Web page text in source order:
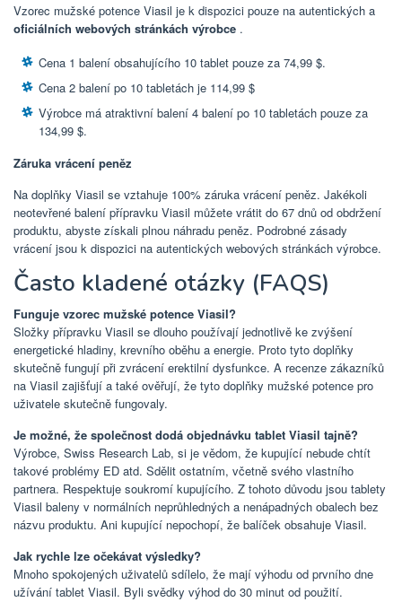
Vzorec mužské potence Viasil je k dispozici pouze na autentických a
oficiálních webových stránkách výrobce .
Cena 1 balení obsahujícího 10 tablet pouze za 74,99 $.
Cena 2 balení po 10 tabletách je 114,99 $
Výrobce má atraktivní balení 4 balení po 10 tabletách pouze za
134,99 $.
Záruka vrácení peněz
Na doplňky Viasil se vztahuje 100% záruka vrácení peněz. Jakékoli
neotevřené balení přípravku Viasil můžete vrátit do 67 dnů od obdržení
produktu, abyste získali plnou náhradu peněz. Podrobné zásady
vrácení jsou k dispozici na autentických webových stránkách výrobce.
Často kladené otázky (FAQS)
Funguje vzorec mužské potence Viasil?
Složky přípravku Viasil se dlouho používají jednotlivě ke zvýšení
energetické hladiny, krevního oběhu a energie. Proto tyto doplňky
skutečně fungují při zvrácení erektilní dysfunkce. A recenze zákazníků
na Viasil zajišťují a také ověřují, že tyto doplňky mužské potence pro
uživatele skutečně fungovaly.
Je možné, že společnost dodá objednávku tablet Viasil tajně?
Výrobce, Swiss Research Lab, si je vědom, že kupující nebude chtít
takové problémy ED atd. Sdělit ostatním, včetně svého vlastního
partnera. Respektuje soukromí kupujícího. Z tohoto důvodu jsou tablety
Viasil baleny v normálních neprůhledných a nenápadných obalech bez
názvu produktu. Ani kupující nepochopí, že balíček obsahuje Viasil.
Jak rychle lze očekávat výsledky?
Mnoho spokojených uživatelů sdílelo, že mají výhodu od prvního dne
užívání tablet Viasil. Byli svědky výhod do 30 minut od použití.